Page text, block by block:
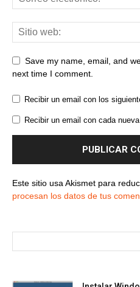
Save my name, email, and
next time I comment.
Recibir un email con los
Recibir un email con cada
Este sitio usa Akismet para
procesan los datos de tus